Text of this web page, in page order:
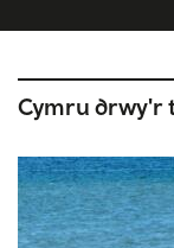
Cymru drwy'r